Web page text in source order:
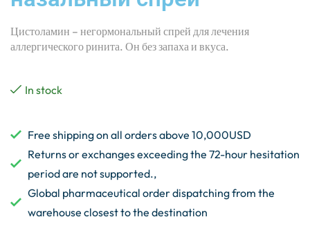
Цистоламин – негормональный спрей для лечения
аллергического ринита. Он без запаха и вкуса.
In stock
Free shipping on all orders above 10,000USD
Returns or exchanges exceeding the 72-hour hesitation
period are not supported.,
Global pharmaceutical order dispatching from the
warehouse closest to the destination